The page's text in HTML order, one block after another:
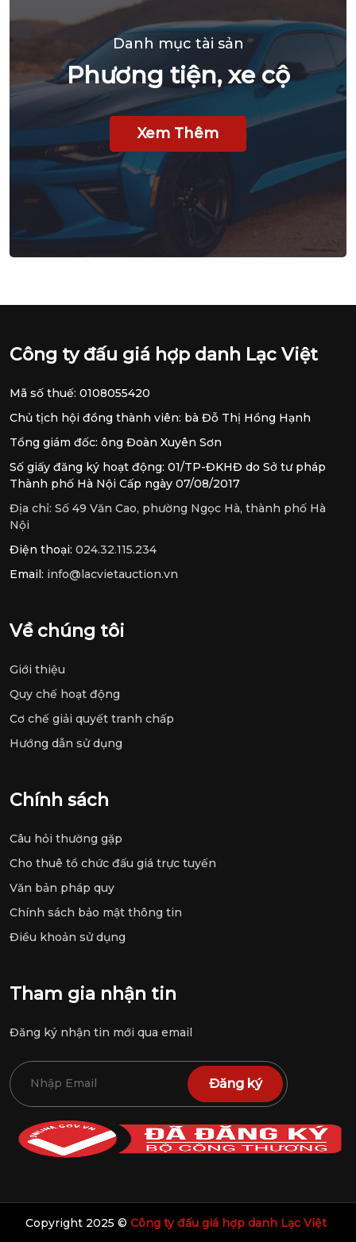
Danh mục tài sản
Phương tiện, xe cộ
Xem Thêm
Công ty đấu giá hợp danh Lạc Việt
Mã số thuế: 0108055420
Chủ tịch hội đồng thành viên: bà Đỗ Thị Hồng Hạnh
Tổng giám đốc: ông Đoàn Xuyên Sơn
Số giấy đăng ký hoạt động: 01/TP-ĐKHĐ do Sở tư pháp
Thành phố Hà Nội Cấp ngày 07/08/2017
Địa chỉ:
Nội
Điện thoại:
024.32.115.234
Về chúng tôi
Giới thiệu
Quy chế hoạt động
Cơ chế giải quyết tranh chấp
Câu hỏi thường gặp
Cho thuê tổ chức đấu giá trực tuyến
Văn bản pháp quy
Chính sách bảo mật thông tin
Tham gia nhận tin
Đăng ký